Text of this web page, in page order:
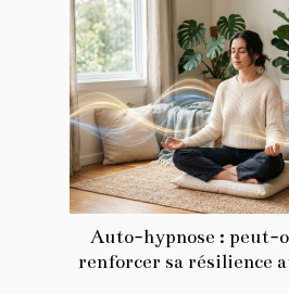
Auto-hypnose : peut-
renforcer sa résilience